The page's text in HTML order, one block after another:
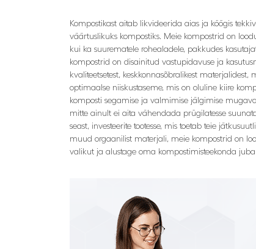
Kompostikast aitab likvideerida aias ja köögis
väärtuslikuks kompostiks. Meie kompostrid on
kui ka suurematele rohealadele, pakkudes
kompostrid on disainitud vastupidavuse ja
kvaliteetsetest, keskkonnasõbralikest
optimaalse niiskustaseme, mis on oluline kiire
komposti segamise ja valmimise jälgimise
mitte ainult ei aita vähendada prügilatesse
seast, investeerite tootesse, mis toetab teie
muud orgaanilist materjali, meie kompostrid on
valikut ja alustage oma kompostimisteekonda